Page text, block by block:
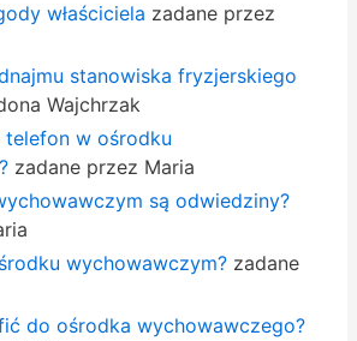
właściciela zadane przez
stanowiska fryzjerskiego
Wajchrzak
telefon w ośrodku
zadane przez Maria
są odwiedziny?
wychowawczym?zadane
do ośrodka wychowawczego?